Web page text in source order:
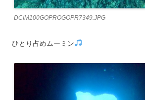
DCIM100GOPROGOPR7349.JPG
ひとり占めムーミン